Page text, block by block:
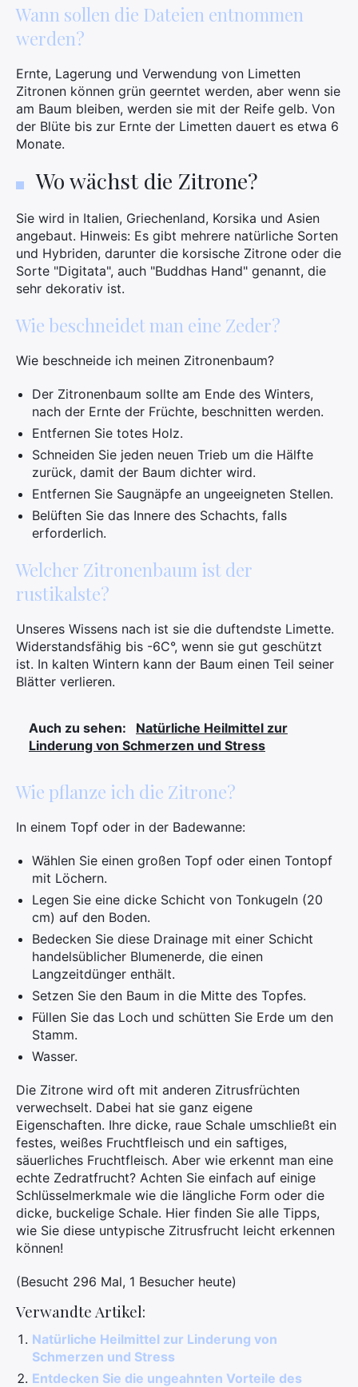
Wann sollen die Dateien entnommen
werden?
Ernte, Lagerung und Verwendung von Limetten
Zitronen können grün geerntet werden, aber wenn sie
am Baum bleiben, werden sie mit der Reife gelb. Von
der Blüte bis zur Ernte der Limetten dauert es etwa 6
Monate.
Wo wächst die Zitrone?
Sie wird in Italien, Griechenland, Korsika und Asien
angebaut. Hinweis: Es gibt mehrere natürliche Sorten
und Hybriden, darunter die korsische Zitrone oder die
Sorte "Digitata", auch "Buddhas Hand" genannt, die
sehr dekorativ ist.
Wie beschneidet man eine Zeder?
Wie beschneide ich meinen Zitronenbaum?
Der Zitronenbaum sollte am Ende des Winters,
nach der Ernte der Früchte, beschnitten werden.
Entfernen Sie totes Holz.
Schneiden Sie jeden neuen Trieb um die Hälfte
zurück, damit der Baum dichter wird.
Entfernen Sie Saugnäpfe an ungeeigneten Stellen.
Belüften Sie das Innere des Schachts, falls
erforderlich.
Welcher Zitronenbaum ist der
rustikalste?
Unseres Wissens nach ist sie die duftendste Limette.
Widerstandsfähig bis -6C°, wenn sie gut geschützt
ist. In kalten Wintern kann der Baum einen Teil seiner
Blätter verlieren.
Auch zu sehen:
Natürliche Heilmittel zur
Linderung von Schmerzen und Stress
Wie pflanze ich die Zitrone?
In einem Topf oder in der Badewanne:
Wählen Sie einen großen Topf oder einen Tontopf
mit Löchern.
Legen Sie eine dicke Schicht von Tonkugeln (20
cm) auf den Boden.
Bedecken Sie diese Drainage mit einer Schicht
handelsüblicher Blumenerde, die einen
Langzeitdünger enthält.
Setzen Sie den Baum in die Mitte des Topfes.
Füllen Sie das Loch und schütten Sie Erde um den
Stamm.
Wasser.
Die Zitrone wird oft mit anderen Zitrusfrüchten
verwechselt. Dabei hat sie ganz eigene
Eigenschaften. Ihre dicke, raue Schale umschließt ein
festes, weißes Fruchtfleisch und ein saftiges,
säuerliches Fruchtfleisch. Aber wie erkennt man eine
echte Zedratfrucht? Achten Sie einfach auf einige
Schlüsselmerkmale wie die längliche Form oder die
dicke, buckelige Schale. Hier finden Sie alle Tipps,
wie Sie diese untypische Zitrusfrucht leicht erkennen
können!
(Besucht 296 Mal, 1 Besucher heute)
Verwandte Artikel:
Natürliche Heilmittel zur Linderung von
Schmerzen und Stress
Entdecken Sie die ungeahnten Vorteile des
Suchen
Sie
nach: